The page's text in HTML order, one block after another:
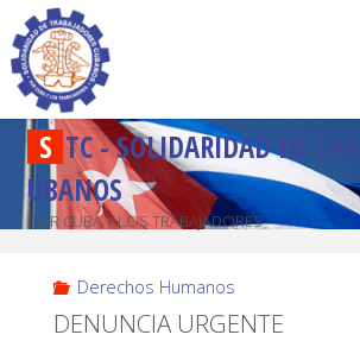
S TC-SOLIDARIDADD R A
U BANOS
POR CUBA Y LOS TRABAJADORES
Derechos Humanos
DENUNCIA URGENTE